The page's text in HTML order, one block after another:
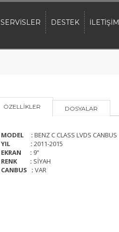
SERVİSLER DESTEK İLETİŞİM
ÖZELLİKLER DOSYALAR
MODEL : BENZ C CLASS LVDS CANBUS
YIL : 2011-2015
EKRAN : 9”
RENK : SİYAH
CANBUS : VAR